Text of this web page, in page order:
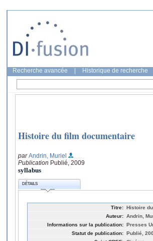
Recherche avancée Historique de recherche
Histoire du film documentaire
parAndrin, Muriel
Publication Publié, 2009
syllabus
DÉTAILS
Titre: Histoire
Auteur: Andrin,
Informations sur la publication: Presses
Statut de publication: Publié,